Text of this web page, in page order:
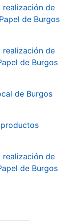
realización de
de Burgos
realización de
de Burgos
de Burgos
realización de
de Burgos